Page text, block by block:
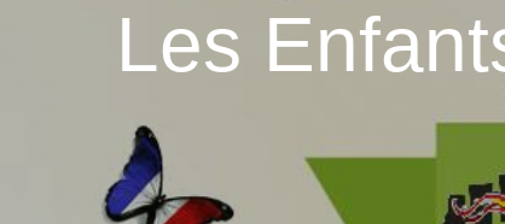
Les